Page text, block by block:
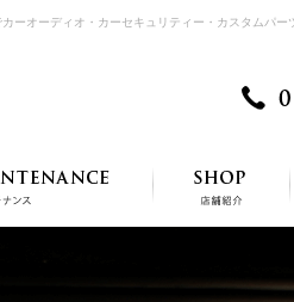
ーオーディオ・カーセキュリティー・カスタムパー